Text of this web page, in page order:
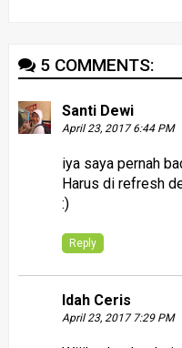
5 COMMENTS:
Santi Dewi
April 23, 2017 6:44 PM
iya saya pernah
Harus di refresh
:)
Reply
Idah Ceris
April 23, 2017 7:29 PM